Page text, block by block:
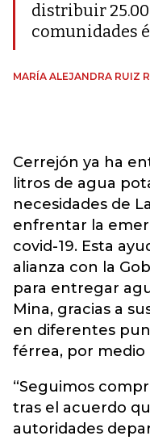
distribuir
comunidades
MARÍA ALEJANDRA RUIZ
Cerrejón ya ha
litros de agua
necesidades de
enfrentar la
covid-19. Esta
alianza con la
para entregar
Mina, gracias a
en diferentes
férrea, por medio
“Seguimos
tras el acuerdo
autoridades